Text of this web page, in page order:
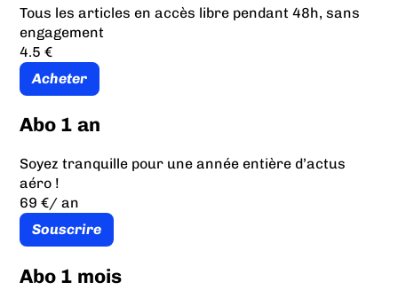
Tous les articles en accès libre pendant 48h, sans
engagement
4.5 €
Acheter
Abo 1 an
Soyez tranquille pour une année entière d’actus
aéro !
69 €/ an
Souscrire
Abo 1 mois